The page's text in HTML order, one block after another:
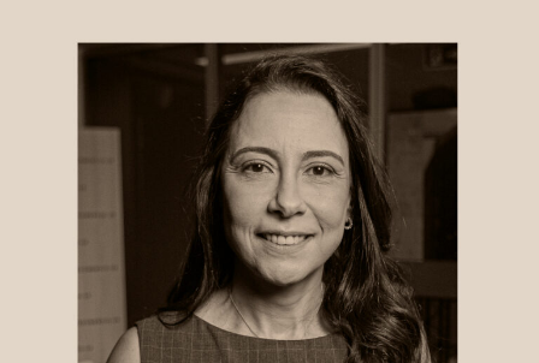
econômicas da insegurança